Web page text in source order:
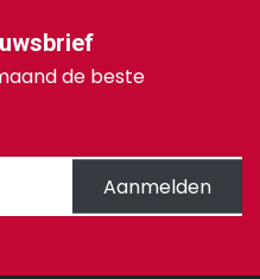
de beste
Aanmelden